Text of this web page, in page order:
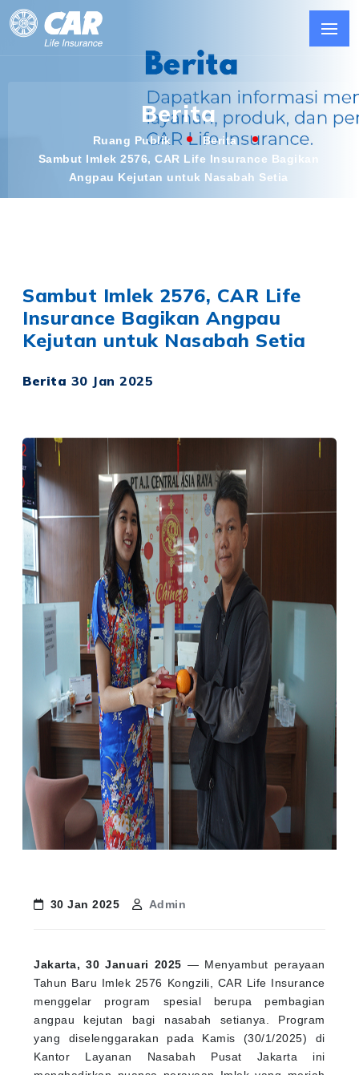
Berita
Ruang Publik
Berita
Sambut Imlek 2576, CAR Life Insurance Bagikan
Angpau Kejutan untuk Nasabah Setia
Sambut Imlek 2576, CAR Life
Insurance Bagikan Angpau
Kejutan untuk Nasabah Setia
Berita 30 Jan 2025
30 Jan 2025 Admin
Jakarta, 30 Januari 2025 — Menyambut perayaan
Tahun Baru Imlek 2576 Kongzili, CAR Life Insurance
menggelar program spesial berupa pembagian
angpau kejutan bagi nasabah setianya. Program
yang diselenggarakan pada Kamis (30/1/2025) di
Kantor Layanan Nasabah Pusat Jakarta ini